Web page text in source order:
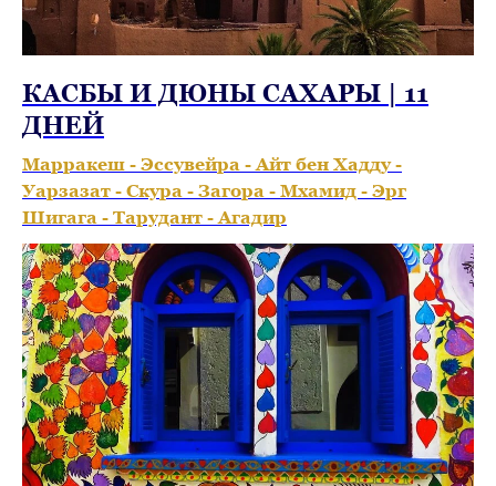
КАСБЫ И ДЮНЫ САХАРЫ | 11
ДНЕЙ
Марракеш - Эссувейра - Айт бен Хадду -
Уарзазат - Скура - Загора - Мхамид - Эрг
Шигага - Тарудант - Агадир